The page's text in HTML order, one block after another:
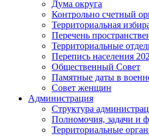
Дума округа
Контрольно счетный
Территориальная
Перечень
Территориальные
Перепись населения
Общественный Совет
Памятные даты в
Совет женщин
Администрация
Структура
Полномочия, задачи и
Территориальные